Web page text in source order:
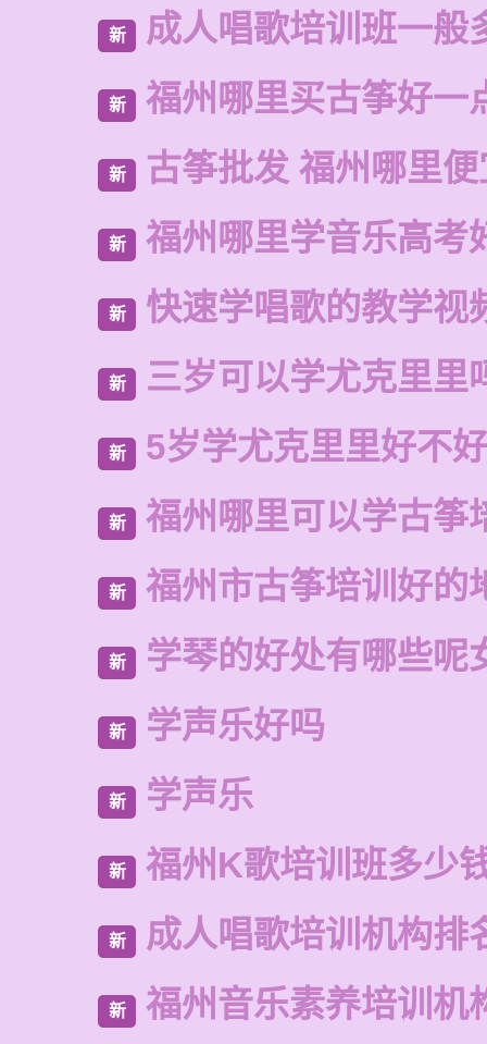
新 成人唱歌培训班一般
新 福州哪里买古筝好一
新 古筝批发 福州哪里
新 福州哪里学音乐高考
新 快速学唱歌的教学视
新 三岁可以学尤克里里
新 5岁学尤克里里好不好
新 福州哪里可以学古筝
新 福州市古筝培训好的
新 学琴的好处有哪些呢
新 学声乐好吗
新 学声乐
新 福州K歌培训班多少
新 成人唱歌培训机构排
新 福州音乐素养培训机